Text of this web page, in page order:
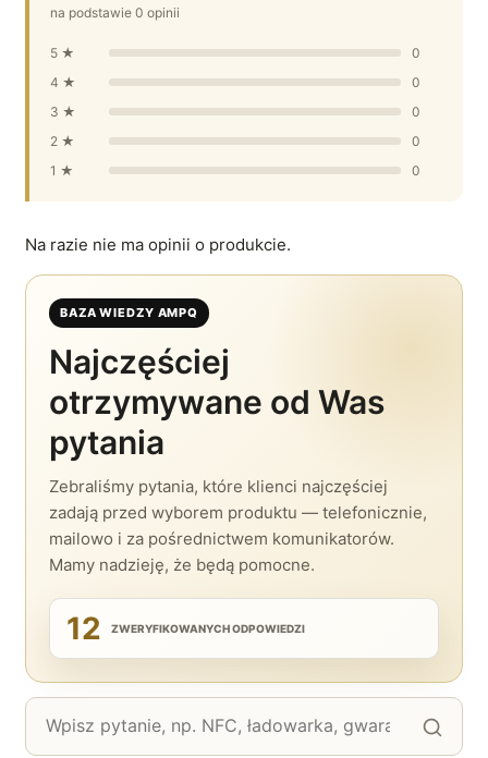
na podstawie 0 opinii
5 ★
0
4 ★
0
3 ★
0
2 ★
0
1 ★
0
Na razie nie ma opinii o produkcie.
BAZA WIEDZY AMPQ
Najczęściej
otrzymywane od Was
pytania
Zebraliśmy pytania, które klienci najczęściej
zadają przed wyborem produktu — telefonicznie,
mailowo i za pośrednictwem komunikatorów.
Mamy nadzieję, że będą pomocne.
12 ZWERYFIKOWANYCH ODPOWIEDZI
Szukaj